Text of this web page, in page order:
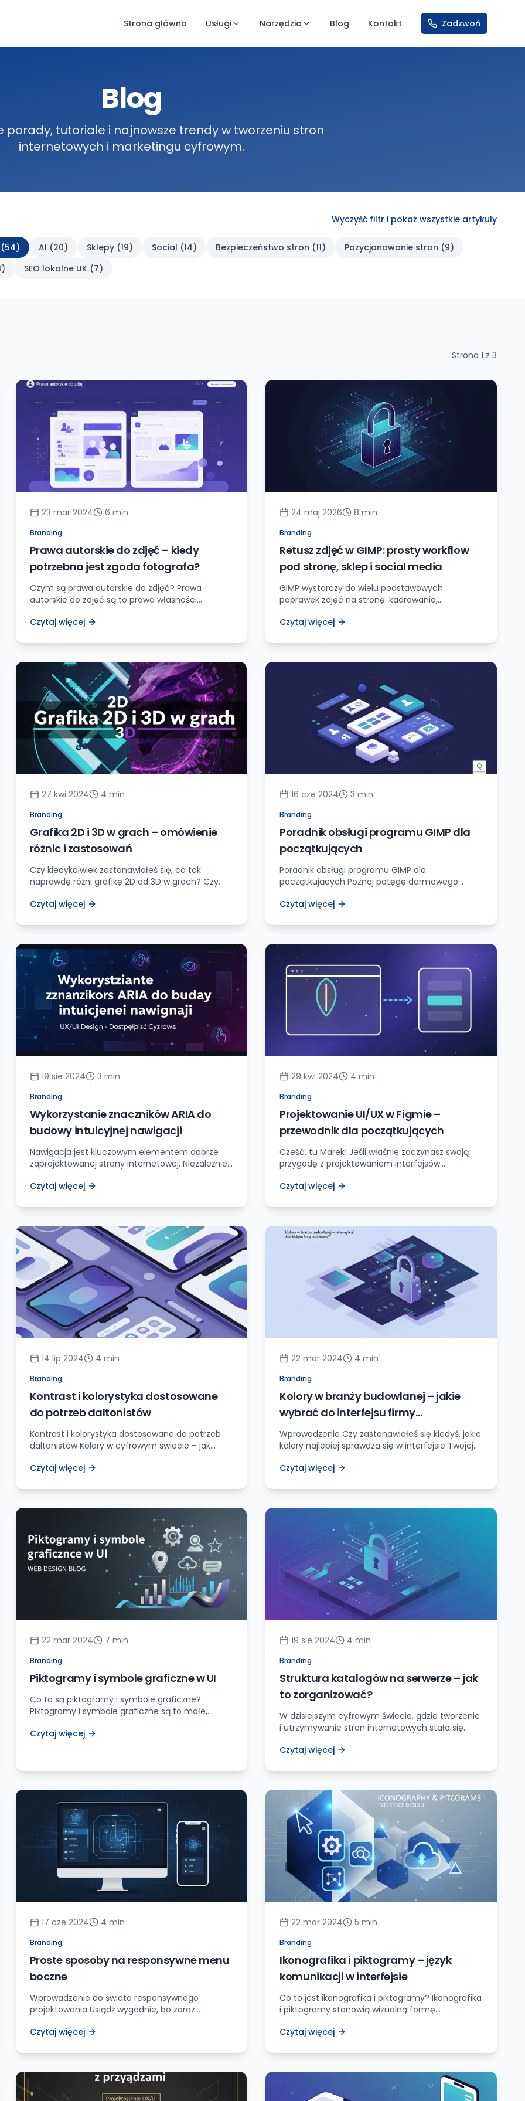
Strona główna Usługi Narzędzia Blog Kontakt Zadzwoń
Blog
porady, tutoriale i najnowsze trendy w tworzeniu stron
internetowych i marketingu cyfrowym.
Wyczyść filtr i pokaż wszystkie artykuły
(54) AI (20) Sklepy (19) Social (14) Bezpieczeństwo stron (11) Pozycjonowanie stron (9)
) SEO lokalne UK (7)
Strona 1 z 3
23 mar 2024 6 min
Branding
Prawa autorskie do zdjęć – kiedy
potrzebna jest zgoda fotografa?
Czym są prawa autorskie do zdjęć? Prawa
autorskie do zdjęć są to prawa własności
utworzyła dane dzieło fotograficzne. Fotograf
momencie ich wykonania. Oznacza to, że tylko
zdjęć, decydowania o ich wykorzystaniu oraz
pobierania z tego […]
Czytaj więcej
24 maj 2026 8 min
Branding
Retusz zdjęć w GIMP: prosty workflow
pod stronę, sklep i social media
GIMP wystarczy do wielu podstawowych
poprawek zdjęć na stronę: kadrowania,
elementów i eksportu WebP/JPG. Zobacz
Czytaj więcej
27 kwi 2024 4 min
Branding
Grafika 2D i 3D w grach – omówienie
różnic i zastosowań
Czy kiedykolwiek zastanawiałeś się, co tak
naprawdę różni grafikę 2D od 3D w grach? Czy
prostu przyjmujesz je jako oczywiste? Jako
światy graficzne znacząco różnią się od siebie, a
klucz do stworzenia wciągającej i wyróżniającej
[…]
Czytaj więcej
16 cze 2024 3 min
Branding
Poradnik obsługi programu GIMP dla
początkujących
Poradnik obsługi programu GIMP dla
początkujących Poznaj potęgę darmowego
GIMP? Jeśli nie, to zaraz to się zmieni. Jako ktoś,
graficznych, chcę się z wami podzielić moimi
potężnego narzędzia. Przygotujcie się na podróż
pełną odkryć, kreatywności i […]
Czytaj więcej
19 sie 2024 3 min
Branding
Wykorzystanie znaczników ARIA do
budowy intuicyjnej nawigacji
Nawigacja jest kluczowym elementem dobrze
zaprojektowanej strony internetowej. Niezależnie
informację, dokonać zakupu, czy po prostu
intuicyjnie poruszać się po witrynie. Dla milionów
nawigacja po stronach internetowych może
stanowić prawdziwe wyzwanie. Technologie
wspomagające, takie jak czytniki ekranowe czy
[…]
Czytaj więcej
29 kwi 2024 4 min
Branding
Projektowanie UI/UX w Figmie –
przewodnik dla początkujących
Cześć, tu Marek! Jeśli właśnie zaczynasz swoją
przygodę z projektowaniem interfejsów
mam dla Ciebie świetną wiadomość – ten
Przygotowałem dla Ciebie kompleksowy
przez podstawy projektowania w Figmie. Usiądź
wygodnie, zapal swoją ulubioną kawę i pozwól, że
Czytaj więcej
14 lip 2024 4 min
Branding
Kontrast i kolorystyka dostosowane
do potrzeb daltonistów
Kontrast i kolorystyka dostosowane do potrzeb
daltonistów Kolory w cyfrowym świecie – jak
stron internetowych od lat pracuję z klientami,
związane z postrzeganiem kolorów. Jedną z
jest dostosowanie kolorystyki i kontrastu do
potrzeb osób dotkniętych daltonizmem. Jeśli […]
Czytaj więcej
22 mar 2024 4 min
Branding
Kolory w branży budowlanej – jakie
wybrać do interfejsu firmy
budowlanej?
Wprowadzenie Czy zastanawiałeś się kiedyś, jakie
kolory najlepiej sprawdzą się w interfejsie Twojej
ponieważ odpowiedni dobór kolorystyki może
marki przez klientów. Kolory odgrywają ważną rolę
odpowiednich komunikatów. W niniejszym
artykule dogłębnie omówię, jak wybrać […]
Czytaj więcej
22 mar 2024 7 min
Branding
Piktogramy i symbole graficzne w UI
Co to są piktogramy i symbole graficzne?
Piktogramy i symbole graficzne są to małe,
różne obiekty, czynności lub koncepcje w
jasny i zrozumiały dla użytkownika bez
samodzielnie lub towarzyszyć tekstowi w celu
zwiększenia […]
Czytaj więcej
19 sie 2024 4 min
Branding
Struktura katalogów na serwerze – jak
to zorganizować?
W dzisiejszym cyfrowym świecie, gdzie tworzenie
i utrzymywanie stron internetowych stało się
sprawna organizacja struktury katalogów na
kiedykolwiek zdarzyło Ci się zalogować na swój
mając pojęcia, gdzie znajduje się Twoja strona
internetowa? A może […]
Czytaj więcej
17 cze 2024 4 min
Branding
Proste sposoby na responsywne menu
boczne
Wprowadzenie do świata responsywnego
projektowania Usiądź wygodnie, bo zaraz
projektowania stron internetowych! Jeśli
wygląda tak samo dobrze na telefonie, jak i na
sztuka. Na szczęście, dzisiaj przejdziemy przez
kilka prostych sposobów, które pomogą Ci
Czytaj więcej
22 mar 2024 5 min
Branding
Ikonografika i piktogramy – język
komunikacji w interfejsie
Co to jest ikonografika i piktogramy? Ikonografika
i piktogramy stanowią wizualną formę
za pomocą symboli graficznych lub obrazowych
interakcjach człowiek-komputer (HCI) oraz
łatwej i intuicyjnej nawigacji oraz zrozumienia dla
użytkowników. Piktogramy i ikony mają na celu
Czytaj więcej